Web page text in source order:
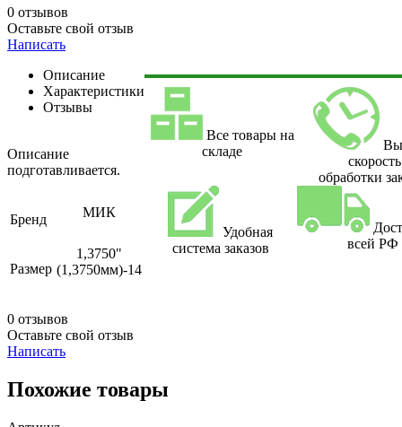
0 отзывов
Оставьте свой отзыв
Написать
Описание
Характеристики
Отзывы
Описание
подготавливается.
Бренд МИК
Размер
1,3750"
(1,3750мм)-14
0 отзывов
Оставьте свой отзыв
Написать
Все товары на
складе
скорость
обработки
Удобная
система заказов
всей РФ
Похожие товары